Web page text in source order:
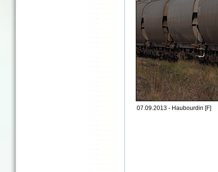
07.09.2013 - Haubourdin [F]